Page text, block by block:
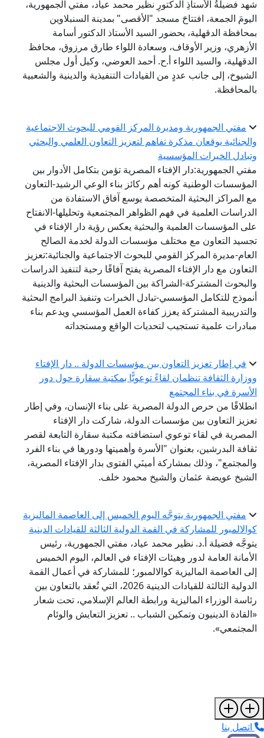
شهد فضيلةُ الأستاذِ الدكتورِ نظير محمد عياد، مفتي الجمهورية،
اليومَ الجمعة، افتتاحَ مسجد "الأقصى" بمدينة السنبلاوين
بمحافظة الدقهلية، بحضور السيد الأستاذ الدكتور أسامة
الأزهري، وزير الأوقاف، وسعادة اللواء طارق مرزوق، محافظ
الدقهلية، والسيد اللواء أ.ح. أحمد العوضي، وكيل أول مجلس
الشيوخ، إلى جانب عددٍ من القيادات التنفيذية والدينية والشعبية
بالمحافظة.
مفتي الجمهورية ومديرة المركز القومي للبحوث الاجتماعية
والجنائية يوقعان مذكرة تفاهم لتعزيز التعاون العلمي والبحثي
وتبادل الخبرات المؤسسية
مفتي الجمهورية:دار الإفتاء المصرية تؤمن بتكامل الأدوار بين
المؤسسات الوطنية كونه أهم ركائز بناء الوعي الرشيد-التعاون
مع المراكز البحثية المتخصصة يوسع آفاق الاستفادة من
الدراسات العلمية في فهم الظواهر المجتمعية وتحليلها-الانفتاح
على المؤسسات العلمية والبحثية يعكس رؤية دار الإفتاء في
تجسيد التعاون مع مختلف مؤسسات الدولة لخدمة الصالح
العام-مديرة المركز القومي للبحوث الاجتماعية والجنائية:تعزيز
التعاون مع دار الإفتاء المصرية يفتح آفاقًا رحبة لتنفيذ الدراسات
والبحوث المشتركة-الشراكة بين المؤسسات البحثية والدينية
أنموذج للتكامل المؤسسي-تبادل الخبرات وتنفيذ البرامج البحثية
والتدريبية المشتركة يعزز كفاءة العمل المؤسسي ويدعم بناء
مبادرات علمية تستجيب لتحديات الواقع ومستجداته
في إطار تعزيز التعاون بين مؤسسات الدولة .. دار الإفتاء
ووزارة الثقافة تنظمان لقاءً توعويًّا بمكتبة سقارة حول دور
الأسرة في بناء المجتمع
انطلاقًا من حرص الدولة المصرية على بناء الإنسان، وفي إطار
تعزيز التعاون بين مؤسسات الدولة، شاركت دار الإفتاء
المصرية في لقاء توعوي استضافته مكتبة سقارة التابعة لقصر
ثقافة البدرشين، بعنوان "الأسرة وأهميتها ودورها في بناء الفرد
والمجتمع"، وذلك بمشاركة أمينَي الفتوى بدار الإفتاء المصرية،
الشيخ عويضة عثمان والشيخ محمود خلف.
مفتي الجمهورية يتوجَّه اليوم الخميس إلى العاصمة الماليزية
كوالالمبور للمشاركة في القمة الدولية الثالثة للقيادات الدينية
يتوجَّه فضيلة أ.د. نظير محمد عياد، مفتي الجمهورية، رئيس
الأمانة العامة لدور وهيئات الإفتاء في العالم، اليوم الخميس
إلى العاصمة الماليزية كوالالمبور؛ للمشاركة في أعمال القمة
الدولية الثالثة للقيادات الدينية 2026، التي تُعقد بالتعاون بين
رئاسة الوزراء الماليزية ورابطة العالم الإسلامي، تحت شعار
«القادة الدينيون وتمكين الشباب .. تعزيز التعايش والوئام
المجتمعي».
اتصل بنا